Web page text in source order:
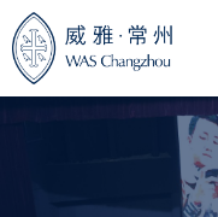
至
内
容